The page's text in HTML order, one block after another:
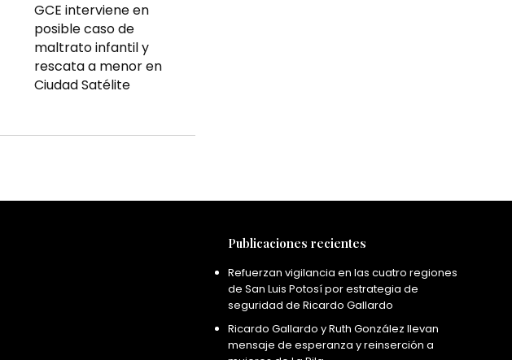
GCE interviene en
posible caso de
maltrato infantil y
rescata a menor en
Ciudad Satélite
Publicaciones recientes
Refuerzan vigilancia en las cuatro regiones
de San Luis Potosí por estrategia de
seguridad de Ricardo Gallardo
Ricardo Gallardo y Ruth González llevan
mensaje de esperanza y reinserción a